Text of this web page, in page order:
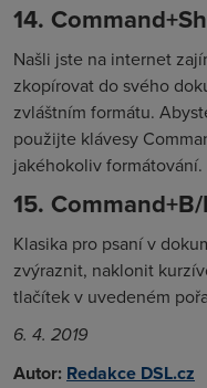
14.
Našli jste na internet
zkopírovat do svého
zvláštním formátu.
použijte klávesy
jakéhokoliv formátování.
15.
Klasika pro psaní v
zvýraznit, naklonit
tlačítek v uvedeném
6. 4. 2019
Autor: Redakce DSL.cz